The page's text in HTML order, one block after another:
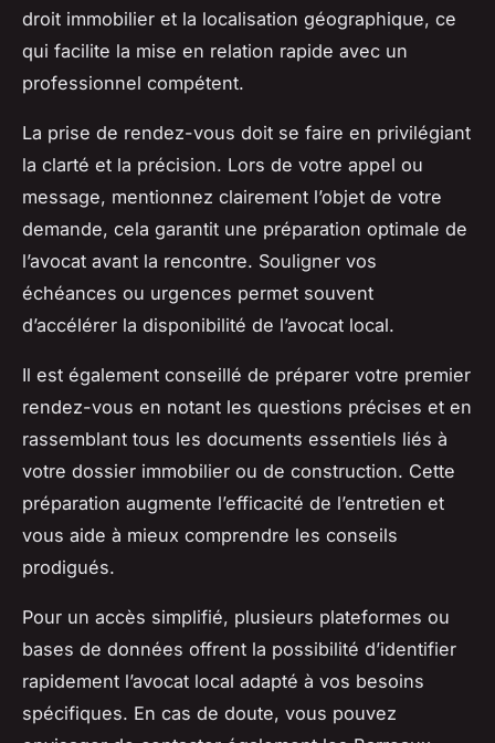
droit immobilier et la localisation géographique, ce
qui facilite la mise en relation rapide avec un
professionnel compétent.
La prise de rendez-vous doit se faire en privilégiant
la clarté et la précision. Lors de votre appel ou
message, mentionnez clairement l’objet de votre
demande, cela garantit une préparation optimale de
l’avocat avant la rencontre. Souligner vos
échéances ou urgences permet souvent
d’accélérer la disponibilité de l’avocat local.
Il est également conseillé de préparer votre premier
rendez-vous en notant les questions précises et en
rassemblant tous les documents essentiels liés à
votre dossier immobilier ou de construction. Cette
préparation augmente l’efficacité de l’entretien et
vous aide à mieux comprendre les conseils
prodigués.
Pour un accès simplifié, plusieurs plateformes ou
bases de données offrent la possibilité d’identifier
rapidement l’avocat local adapté à vos besoins
spécifiques. En cas de doute, vous pouvez